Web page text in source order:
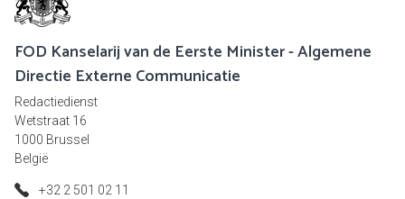
FOD Kanselarij van de Eerste Minister - Algemene
Directie Externe Communicatie
Redactiedienst
Wetstraat 16
1000 Brussel
België
+32 2 501 02 11